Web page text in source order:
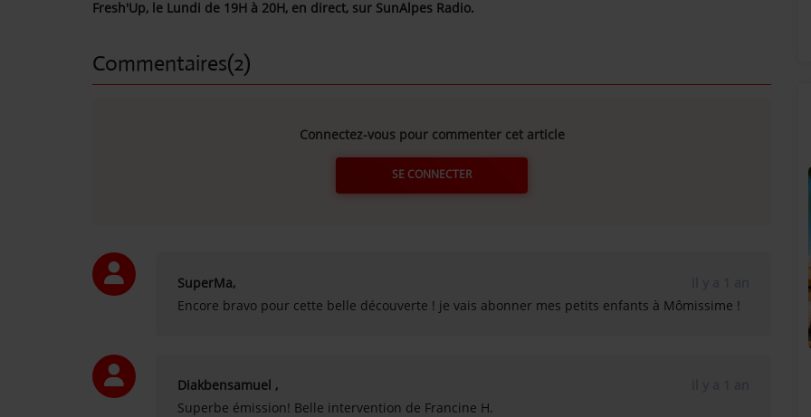
OÙ SOMMES-NOUS ?
ANIMATION RADIO
ANIMATION RADIO DÈS 9 ANS
SUNALPES !
TEAM BUILDING RADIO
Fresh'Up, le Lundi de 19H à 20H, en direct, sur SunAlpes Radio.
Commentaires(2)
Connectez-vous pour commenter cet article
SE CONNECTER
SuperMa,
Encore bravo pour cette belle découverte ! je vais abonner mes petits enfants à Mômissime !
Diakbensamuel ,
Superbe émission! Belle intervention de Francine H.
mix reggae avec
SUNALPES SUR VOS ENCEINTES BOSE !